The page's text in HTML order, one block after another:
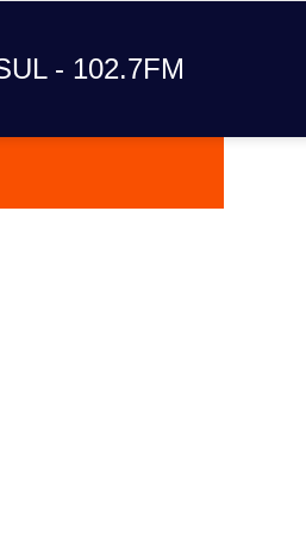
- 102.7FM
NO SUL